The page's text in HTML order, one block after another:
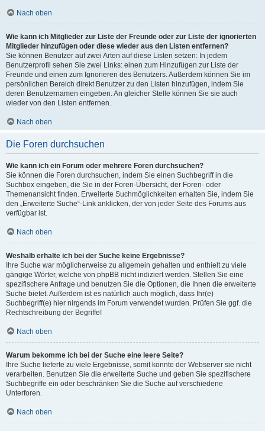
Nach oben
Wie kann ich Mitglieder zur Liste der Freunde oder zur Liste der ignorierten
Mitglieder hinzufügen oder diese wieder aus den Listen entfernen?
Sie können Benutzer auf zwei Arten auf diese Listen setzen: In jedem
Benutzerprofil sehen Sie zwei Links: einen zum Hinzufügen zur Liste der
Freunde und einen zum Ignorieren des Benutzers. Außerdem können Sie im
persönlichen Bereich direkt Benutzer zu den Listen hinzufügen, indem Sie
deren Benutzernamen eingeben. An gleicher Stelle können Sie sie auch
wieder von den Listen entfernen.
Nach oben
Die Foren durchsuchen
Wie kann ich ein Forum oder mehrere Foren durchsuchen?
Sie können die Foren durchsuchen, indem Sie einen Suchbegriff in die
Suchbox eingeben, die Sie in der Foren-Übersicht, der Foren- oder
Themenansicht finden. Erweiterte Suchmöglichkeiten erhalten Sie, indem Sie
den „Erweiterte Suche“-Link anklicken, der von jeder Seite des Forums aus
verfügbar ist.
Nach oben
Weshalb erhalte ich bei der Suche keine Ergebnisse?
Ihre Suche war möglicherweise zu allgemein gehalten und enthielt zu viele
gängige Wörter, welche von phpBB nicht indiziert werden. Stellen Sie eine
spezifischere Anfrage und benutzen Sie die Optionen, die Ihnen die erweiterte
Suche bietet. Außerdem ist es natürlich auch möglich, dass Ihr(e)
Suchbegriff(e) hier nirgends im Forum verwendet wurden. Prüfen Sie ggf. die
Rechtschreibung der Begriffe!
Nach oben
Warum bekomme ich bei der Suche eine leere Seite?
Ihre Suche lieferte zu viele Ergebnisse, somit konnte der Webserver sie nicht
verarbeiten. Benutzen Sie die erweiterte Suche und geben Sie spezifischere
Suchbegriffe ein oder beschränken Sie die Suche auf verschiedene
Unterforen.
Nach oben